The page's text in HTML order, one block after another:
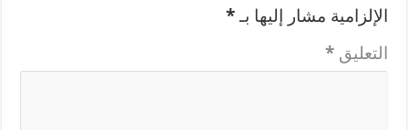
الإلزامية مشار إليها بـ*
التعليق*